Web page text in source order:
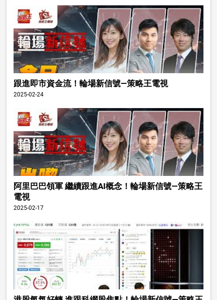
跟進即市資金流！輪場新信號—策略王電視
2025-02-24
阿里巴巴領軍 繼續跟進AI概念！輪場新信號—策略王
電視
2025-02-17